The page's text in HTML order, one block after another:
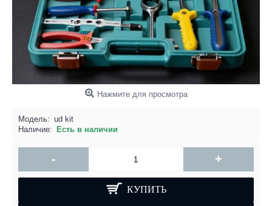
Нажмите для просмотра
Модель: ud kit
Наличие:
Есть в наличии
- +
КУПИТЬ